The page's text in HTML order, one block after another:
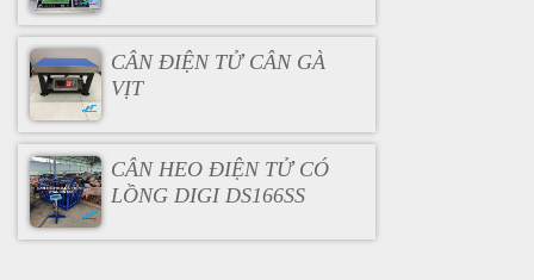
CÂN ĐIỆN TỬ CÂN GÀ
VỊT
CÂN HEO ĐIỆN TỬ CÓ
LỒNG DIGI DS166SS